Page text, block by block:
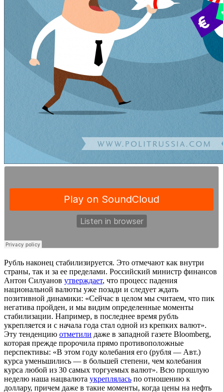
Рубль наконец стабилизируется. Это отмечают как внутри
страны, так и за ее пределами. Российский министр финансов
Антон Силуанов утверждает, что процесс падения
национальной валюты уже позади и следует ждать
позитивной динамики: «Сейчас в целом мы считаем, что пик
негатива пройден, и мы видим определенные моменты
стабилизации. Например, в последнее время рубль
укрепляется и с начала года стал одной из крепких валют».
Эту тенденцию отметили даже в западной газете Bloomberg,
которая прежде пророчила прямо противоположные
перспективы: «В этом году колебания его (рубля — Авт.)
курса уменьшились — в большей степени, чем колебания
курса любой из 30 самых торгуемых валют». Всю прошлую
неделю наша нацвалюта укреплялась по отношению к
доллару, причем даже в такие моменты, когда цены на нефть